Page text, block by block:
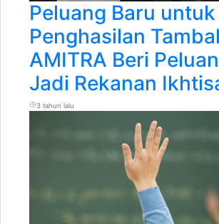
Peluang Baru
Penghasilan
AMITRA Beri
Jadi Rekanan
3 tahun lalu